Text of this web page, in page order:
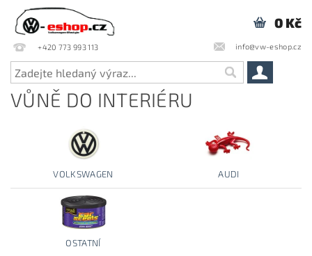
+420 773 993 113 info@vw-eshop.cz
0 Kč
VŮNĚ DO INTERIÉRU
VOLKSWAGEN AUDI
OSTATNÍ